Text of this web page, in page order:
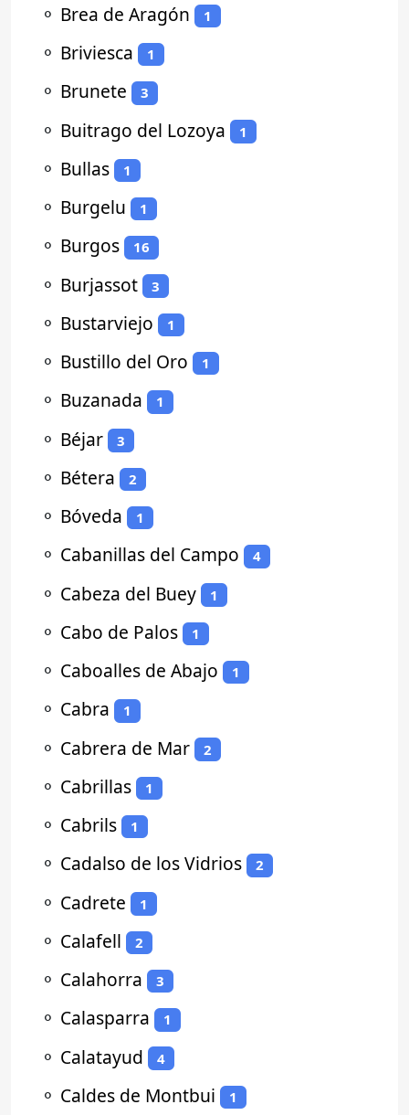
⚬ Brea de Aragón 1
⚬ Briviesca 1
⚬ Brunete 3
⚬ Buitrago del Lozoya 1
⚬ Bullas 1
⚬ Burgelu 1
⚬ Burgos 16
⚬ Burjassot 3
⚬ Bustarviejo 1
⚬ Bustillo del Oro 1
⚬ Buzanada 1
⚬ Béjar 3
⚬ Bétera 2
⚬ Bóveda 1
⚬ Cabanillas del Campo 4
⚬ Cabeza del Buey 1
⚬ Cabo de Palos 1
⚬ Caboalles de Abajo 1
⚬ Cabra 1
⚬ Cabrera de Mar 2
⚬ Cabrillas 1
⚬ Cabrils 1
⚬ Cadalso de los Vidrios 2
⚬ Cadrete 1
⚬ Calafell 2
⚬ Calahorra 3
⚬ Calasparra 1
⚬ Calatayud 4
⚬ Caldes de Montbui 1